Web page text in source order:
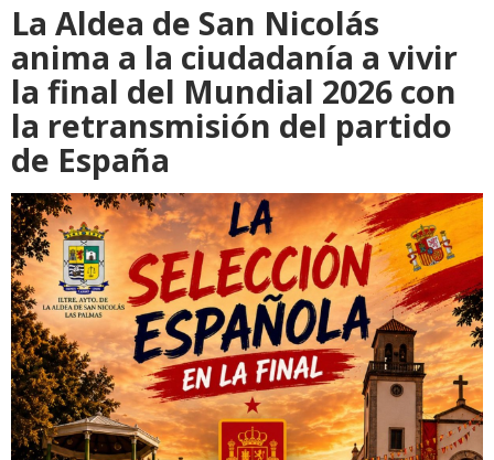
La Aldea de San Nicolás
anima a la ciudadanía a vivir
la final del Mundial 2026 con
la retransmisión del partido
de España